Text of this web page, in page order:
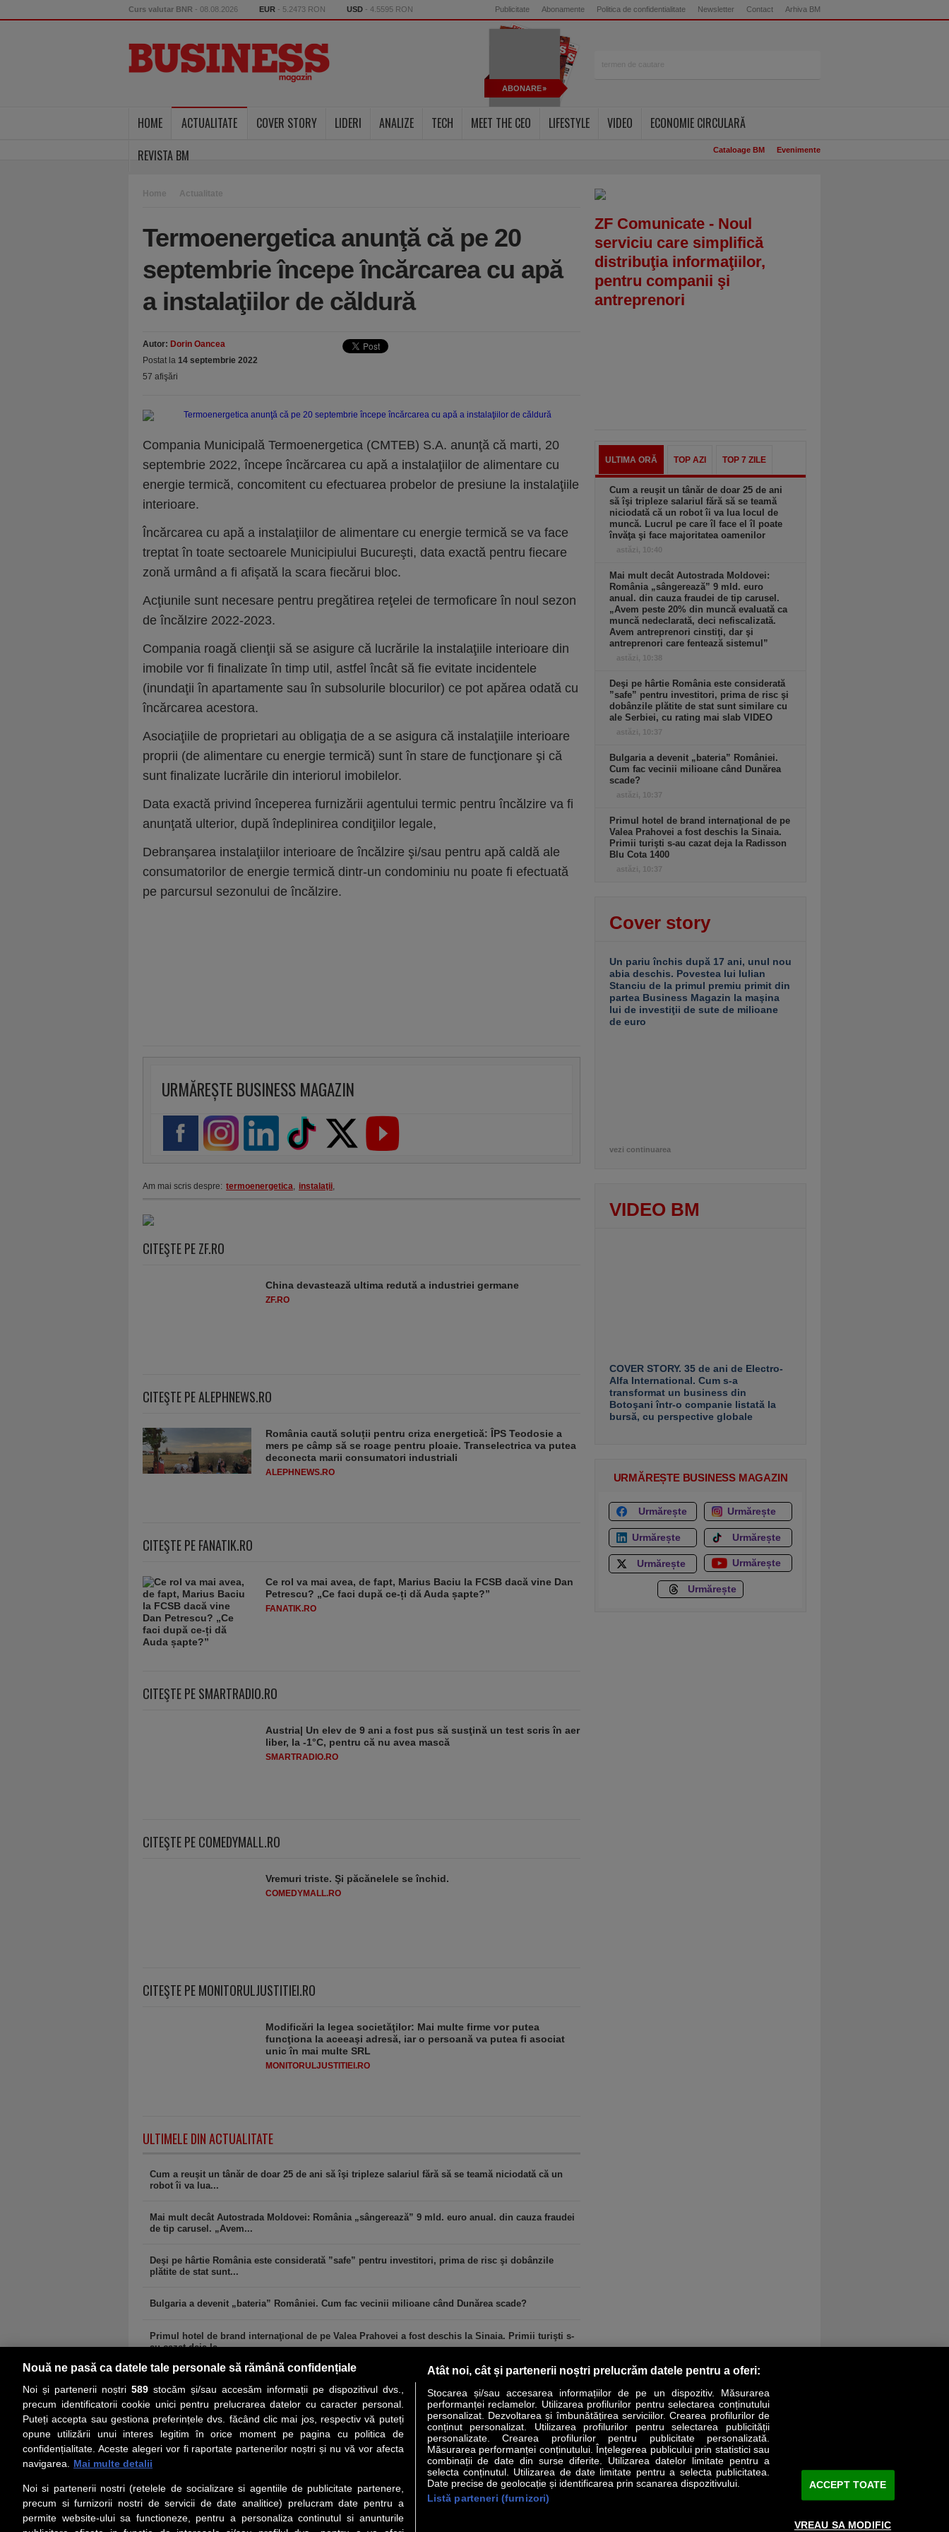
Curs valutar BNR - 08.08.2026 EUR - 5.2473 RON USD - 4.5595 RON Publicitate Abonamente Politica de confidentialitate Newsletter Contact Arhiva BM
ABONARE
HOME ACTUALITATE COVER STORY LIDERI ANALIZE TECH MEET THE CEO LIFESTYLE VIDEO
ECONOMIE CIRCULARĂ
REVISTA BM
Cataloage BM Evenimente
Home Actualitate
Termoenergetica anunţă că pe 20
septembrie începe încărcarea cu apă
a instalaţiilor de căldură
Autor: Dorin Oancea
Postat la 14 septembrie 2022
57 afişări
Compania Municipală Termoenergetica (CMTEB) S.A. anunţă că marti, 20
septembrie 2022, începe încărcarea cu apă a instalaţiilor de alimentare cu
energie termică, concomitent cu efectuarea probelor de presiune la instalaţiile
interioare.
Încărcarea cu apă a instalaţiilor de alimentare cu energie termică se va face
treptat în toate sectoarele Municipiului Bucureşti, data exactă pentru fiecare
zonă urmând a fi afişată la scara fiecărui bloc.
Acţiunile sunt necesare pentru pregătirea reţelei de termoficare în noul sezon
de încălzire 2022-2023.
Compania roagă clienţii să se asigure că lucrările la instalaţiile interioare din
imobile vor fi finalizate în timp util, astfel încât să fie evitate incidentele
(inundaţii în apartamente sau în subsolurile blocurilor) ce pot apărea odată cu
încărcarea acestora.
Asociaţiile de proprietari au obligaţia de a se asigura că instalaţiile interioare
proprii (de alimentare cu energie termică) sunt în stare de funcţionare şi că
sunt finalizate lucrările din interiorul imobilelor.
Data exactă privind începerea furnizării agentului termic pentru încălzire va fi
anunţată ulterior, după îndeplinirea condiţiilor legale,
Debranşarea instalaţiilor interioare de încălzire şi/sau pentru apă caldă ale
consumatorilor de energie termică dintr-un condominiu nu poate fi efectuată
pe parcursul sezonului de încălzire.
URMĂREȘTE BUSINESS MAGAZIN
Am mai scris despre: termoenergetica, instalaţii,
CITEŞTE PE ZF.RO
China devastează ultima redută a industriei germane
ZF.RO
CITEŞTE PE ALEPHNEWS.RO
România caută soluții pentru criza energetică: ÎPS Teodosie a
mers pe câmp să se roage pentru ploaie. Transelectrica va putea
deconecta marii consumatori industriali
ALEPHNEWS.RO
CITEŞTE PE FANATIK.RO
Ce rol va mai avea, de fapt, Marius Baciu la FCSB dacă vine Dan
Petrescu? „Ce faci după ce-ți dă Auda șapte?”
FANATIK.RO
CITEŞTE PE SMARTRADIO.RO
Austria| Un elev de 9 ani a fost pus să susţină un test scris în aer
liber, la -1°C, pentru că nu avea mască
SMARTRADIO.RO
CITEŞTE PE COMEDYMALL.RO
Vremuri triste. Şi păcănelele se închid.
COMEDYMALL.RO
CITEŞTE PE MONITORULJUSTITIEI.RO
Modificări la legea societăţilor: Mai multe firme vor putea
funcţiona la aceeaşi adresă, iar o persoană va putea fi asociat
unic în mai multe SRL
MONITORULJUSTITIEI.RO
ULTIMELE DIN ACTUALITATE
Cum a reuşit un tânăr de doar 25 de ani să îşi tripleze salariul fără să se teamă niciodată că un
robot îi va lua...
Mai mult decât Autostrada Moldovei: România „sângerează” 9 mld. euro anual. din cauza fraudei
de tip carusel. „Avem...
Deşi pe hârtie România este considerată ”safe” pentru investitori, prima de risc şi dobânzile
plătite de stat sunt...
Bulgaria a devenit „bateria” României. Cum fac vecinii milioane când Dunărea scade?
​Primul hotel de brand internaţional de pe Valea Prahovei a fost deschis la Sinaia. Primii turişti s-
au cazat deja la...
ZF Comunicate - Noul
serviciu care simplifică
distribuţia informaţiilor,
pentru companii şi
antreprenori
ULTIMA ORĂ TOP AZI TOP 7 ZILE
Cum a reuşit un tânăr de doar 25 de ani
să îşi tripleze salariul fără să se teamă
niciodată că un robot îi va lua locul de
muncă. Lucrul pe care îl face el îl poate
învăţa şi face majoritatea oamenilor
astăzi, 10:40
Mai mult decât Autostrada Moldovei:
România „sângerează” 9 mld. euro
anual. din cauza fraudei de tip carusel.
„Avem peste 20% din muncă evaluată ca
muncă nedeclarată, deci nefiscalizată.
Avem antreprenori cinstiţi, dar şi
antreprenori care fentează sistemul”
astăzi, 10:38
Deşi pe hârtie România este considerată
”safe” pentru investitori, prima de risc şi
dobânzile plătite de stat sunt similare cu
ale Serbiei, cu rating mai slab VIDEO
astăzi, 10:37
Bulgaria a devenit „bateria” României.
Cum fac vecinii milioane când Dunărea
scade?
astăzi, 10:37
​Primul hotel de brand internaţional de pe
Valea Prahovei a fost deschis la Sinaia.
Primii turişti s-au cazat deja la Radisson
Blu Cota 1400
astăzi, 10:37
Cover story
Un pariu închis după 17 ani, unul nou
abia deschis. Povestea lui Iulian
Stanciu de la primul premiu primit din
partea Business Magazin la maşina
lui de investiţii de sute de milioane
de euro
vezi continuarea
VIDEO BM
COVER STORY. 35 de ani de Electro-
Alfa International. Cum s-a
transformat un business din
Botoşani într-o companie listată la
bursă, cu perspective globale
URMĂREȘTE BUSINESS MAGAZIN
Urmărește Urmărește
Urmărește Urmărește
Urmărește Urmărește
Urmărește
PRIMA PAGINĂ COVER STORY LIDERI ANALIZE HI-TECH MEET THE CEO LIFESTYLE SPECIAL OPINII
Social
Urmareste-ne pe Facebook
iarul Financiar
Despre Noi
Contact Redactie
Politica de confidentialitate
Termeni si conditii
About cookies
Servicii Revista Business Magazin
Abonează-te şi primeşte revista acasă
Nouă ne pasă ca datele tale personale să rămână confidențiale
Noi și partenerii noștri 589stocăm și/sau accesăm informații pe dispozitivul dvs.,
precum identificatorii cookie unici pentru prelucrarea datelor cu caracter personal.
Puteți accepta sau gestiona preferințele dvs. făcând clic mai jos, respectiv vă puteți
opune utilizării unui interes legitim în orice moment pe pagina cu politica de
confidențialitate. Aceste alegeri vor fi raportate partenerilor noștri și nu vă vor afecta
navigarea.
Mai multe detalii
Noi si partenerii nostri (retelele de socializare si agentiile de publicitate partenere,
precum si furnizorii nostri de servicii de date analitice) prelucram date pentru a
permite website-ului sa functioneze, pentru a personaliza continutul si anunturile
Atât noi, cât și partenerii noștri prelucrăm datele pentru a oferi:
Stocarea și/sau accesarea informațiilor de pe un dispozitiv. Măsurarea
performanței reclamelor. Utilizarea profilurilor pentru selectarea conținutului
personalizat. Dezvoltarea și îmbunătățirea serviciilor. Crearea profilurilor de
conținut personalizat. Utilizarea profilurilor pentru selectarea publicității
personalizate. Crearea profilurilor pentru publicitate personalizată.
Măsurarea performanței conținutului. Înțelegerea publicului prin statistici sau
combinații de date din surse diferite. Utilizarea datelor limitate pentru a
selecta conținutul. Utilizarea de date limitate pentru a selecta publicitatea.
Date precise de geolocație și identificarea prin scanarea dispozitivului.
Listă parteneri (furnizori)
ACCEPT TOATE
VREAU SA MODIFIC